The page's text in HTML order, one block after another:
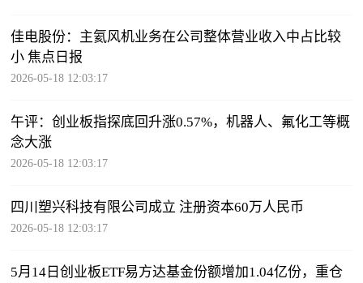
佳电股份：主氦风机业务在公司整体营业收入中占比较
小 焦点日报
2026-05-18 12:03:17
午评：创业板指探底回升涨0.57%，机器人、氟化工等概
念大涨
2026-05-18 12:03:17
四川塑兴科技有限公司成立 注册资本60万人民币
2026-05-18 12:03:17
5月14日创业板ETF易方达基金份额增加1.04亿份，重仓